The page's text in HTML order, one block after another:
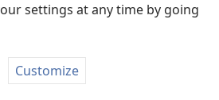
settings at any time by going
Customize